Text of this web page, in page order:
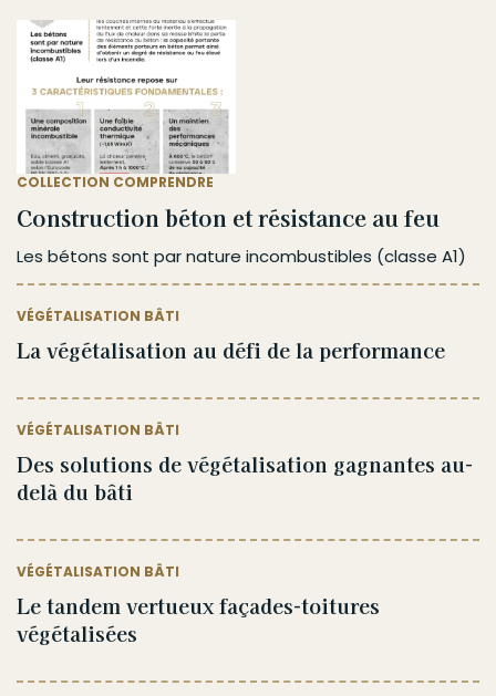
COLLECTION COMPRENDRE
Construction béton et résistance au feu
Les bétons sont par nature incombustibles (classe A1)
VÉGÉTALISATION BÂTI
La végétalisation au défi de la performance
VÉGÉTALISATION BÂTI
Des solutions de végétalisation gagnantes au-
delà du bâti
VÉGÉTALISATION BÂTI
Le tandem vertueux façades-toitures
végétalisées